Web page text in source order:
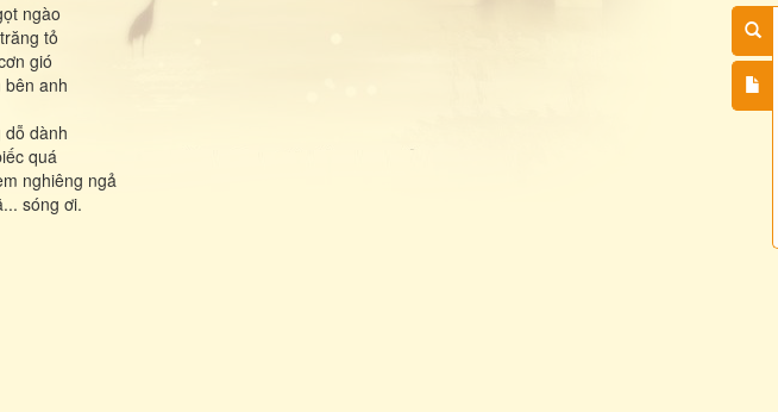
ngào
tỏ
gió
anh
dỗ dành
quá
nghiêng ngả
sóng ơi.